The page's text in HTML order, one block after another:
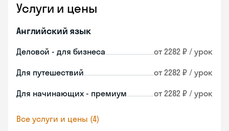
Услуги и цены
Английский язык
Деловой - для бизнеса от 2282 ₽ / урок
Для путешествий от 2282 ₽ / урок
Для начинающих - премиум от 2282 ₽ / урок
Все услуги и цены (4)